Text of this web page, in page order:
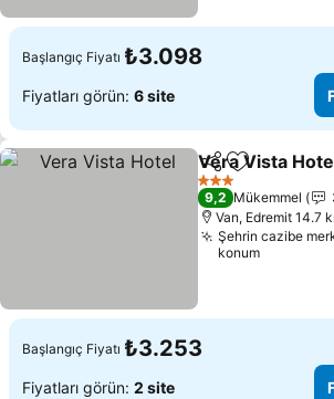
Başlangıç Fiyatı ₺3.098
Fiyatları görün: 6 site
Paylaş
Vera Vista
3 Yıldız
9,2 Mükemmel
Van, Edremit 14.7
Şehrin cazibe
konum
Başlangıç Fiyatı ₺3.253
Fiyatları görün: 2 site